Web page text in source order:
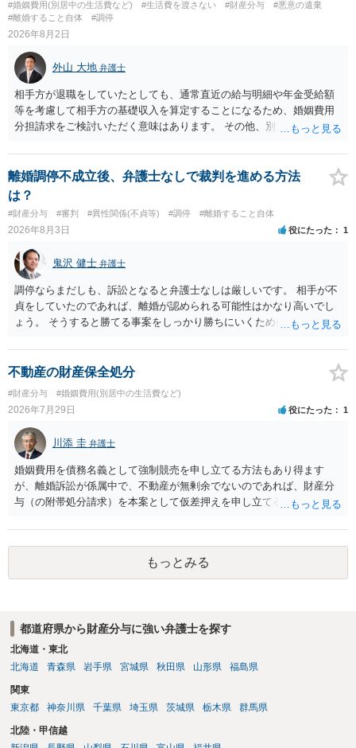
中に形成した財産を清算する制度ですので、不貞行為の有無とは別
に、預貯金、不動産、保険、退職金等の資料を確保しておくことが重
「どのような形がお子様の利益になるか」という観点です。そのた
め、未就学のお子様について貴方が主として養育しているのであれ
ば、保育園等への送迎、食事・入浴・寝かしつけ等の日常的な育児、
通院や予防接種への対応、保育園との連絡、夫婦それぞれの勤務状
況、別居後にどのような養育環境を用意できるかといった、これまで
養育費については、離婚後も父母双方がそれぞれの収入に応じて負担
するのが原則となります。
#婚姻費用(別居中の生活費など) #生活費を渡さない #財産分与
#悪意の遺棄
#離婚すること自体
#調停
2026年8月2日
外山 大地 弁護士
相手方が退職をしていたとしても、通常直近の給与明細や年金受給額
等を考慮して相手方の基礎収入を算定することになるため、婚姻費用
分担請求をご検討いただく意味はあります。 その他、別居の経緯、質
て、ご検討いただくのが良いかと思います。
離婚調停不成立後、弁護士なしで裁判を進める方法
は？
#財産分与 #審判 #異性関係(不貞等) #調停 #離婚すること自体
2026年8月3日 役にたった 1
鬼沢 健士 弁護士
調停ならまだしも、訴訟となると弁護士なしは厳しいです。 相手が不
貞をしていたのであれば、離婚が認められる可能性はかなり高いでし
ょう。 そうすると勝てる事案をしっかり勝ちにいくためにも弁護士委
不動産の財産保全処分
#財産分与 #婚姻費用(別居中の生活費など)
2026年7月29日 役にたった 1
川添 圭 弁護士
婚姻費用を債務名義として強制競売を申し立てる方法もあり得ます
が、離婚訴訟が係属中で、不動産が無剰余でないのであれば、財産分
与（の附帯処分請求）を本案として仮差押えを申し立てる（法的には
えられます。弁護士へ依頼しているのであれば、担当弁護士とよく相
談してください。
もっとみる
都道府県から財産分与に強い弁護士を探す
北海道・東北
北海道
青森県 岩手県 宮城県 秋田県 山形県 福島県
関東
東京都
神奈川県 千葉県 埼玉県 茨城県 栃木県 群馬県
北陸・甲信越